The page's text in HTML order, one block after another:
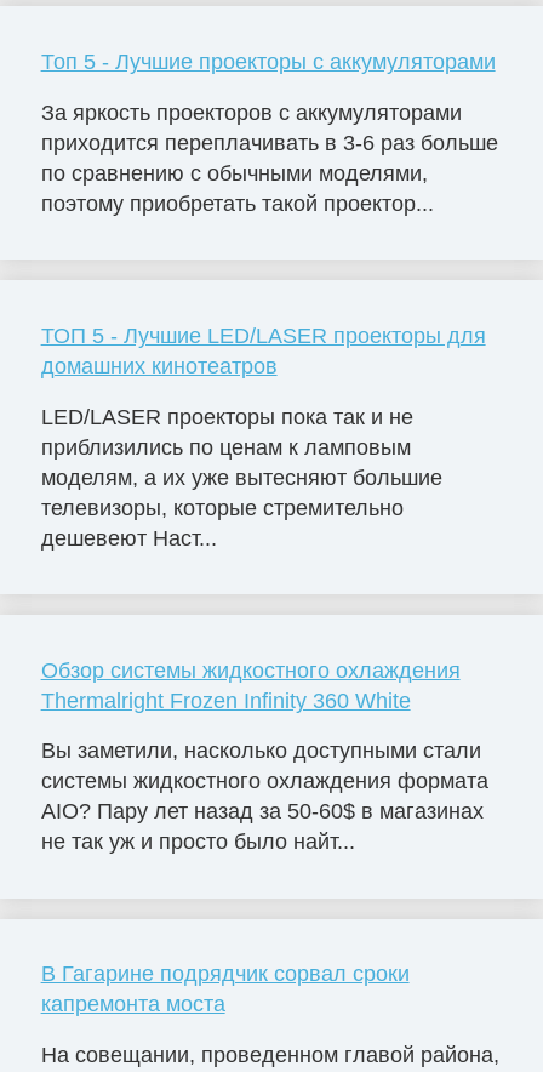
Топ 5 - Лучшие проекторы с аккумуляторами
За яркость проекторов с аккумуляторами
приходится переплачивать в 3-6 раз больше
по сравнению с обычными моделями,
поэтому приобретать такой проектор...
ТОП 5 - Лучшие LED/LASER проекторы для
домашних кинотеатров
LED/LASER проекторы пока так и не
приблизились по ценам к ламповым
моделям, а их уже вытесняют большие
телевизоры, которые стремительно
дешевеют Наст...
Обзор системы жидкостного охлаждения
Thermalright Frozen Infinity 360 White
Вы заметили, насколько доступными стали
системы жидкостного охлаждения формата
AIO? Пару лет назад за 50-60$ в магазинах
не так уж и просто было найт...
В Гагарине подрядчик сорвал сроки
капремонта моста
На совещании, проведенном главой района,